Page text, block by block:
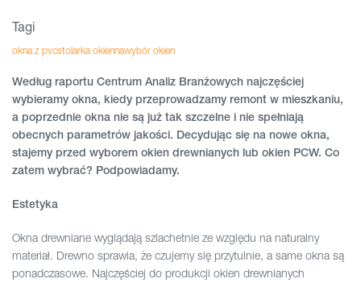
Według raportu Centrum Analiz Branżowych najczęściej
wybieramy okna, kiedy przeprowadzamy remont w mieszkaniu,
a poprzednie okna nie są już tak szczelne i nie spełniają
obecnych parametrów jakości. Decydując się na nowe okna,
stajemy przed wyborem okien drewnianych lub okien PCW. Co
zatem wybrać? Podpowiadamy.
Estetyka
Okna drewniane wyglądają szlachetnie ze względu na naturalny
materiał. Drewno sprawia, że czujemy się przytulnie, a same okna są
ponadczasowe. Najczęściej do produkcji okien drewnianych
Tagi
okna z pvcstolarka okiennawybór okien